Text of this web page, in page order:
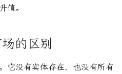
值。
的区别
它没有实体存在，也没有所有